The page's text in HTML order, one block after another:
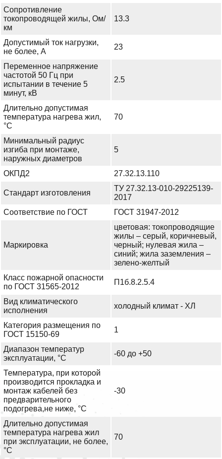
Сопротивление
токопроводящей жилы, Ом/
км
13.3
Допустимый ток нагрузки,
не более, А
23
Переменное напряжение
частотой 50 Гц при
испытании в течение 5
минут, кВ
2.5
Длительно допустимая
температура нагрева жил,
°С
70
Минимальный радиус
изгиба при монтаже,
наружных диаметров
5
ОКПД2 27.32.13.110
Стандарт изготовления
ТУ 27.32.13-010-29225139-
2017
Соответствие по ГОСТ
ГОСТ 31947-2012
Маркировка
цветовая: токопроводящие
жилы – серый, коричневый,
черный; нулевая жила –
синий; жила заземления –
зелено-желтый
Класс пожарной опасности
по ГОСТ 31565-2012
П1б.8.2.5.4
Вид климатического
исполнения
холодный климат - ХЛ
Категория размещения по
ГОСТ 15150-69
1
Диапазон температур
эксплуатации, °С
-60 до +50
Температура, при которой
производится прокладка и
монтаж кабелей без
предварительного
подогрева,не ниже, °С
-30
Длительно допустимая
температура нагрева жил
при эксплуатации, не более,
°С
70